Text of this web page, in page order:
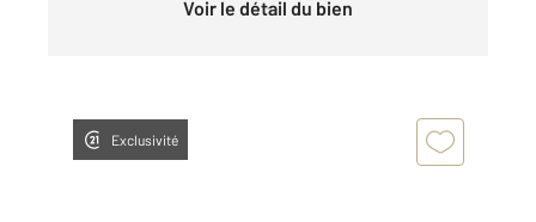
Voir le détail du bien
Exclusivité